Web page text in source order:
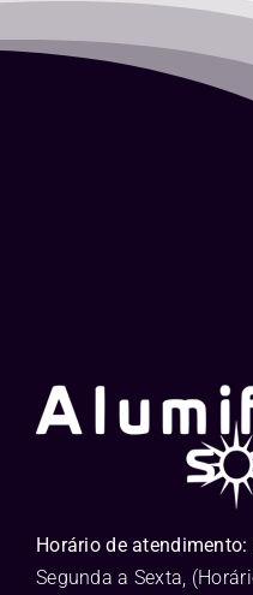
Horário de atendimento:
Segunda a Sexta,